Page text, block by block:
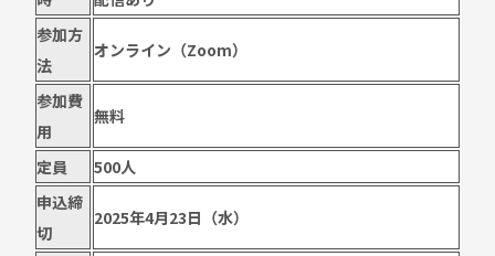
参加方
法
オンライン（Zoom）
参加費
用
無料
定員
500人
申込締
切
2025年4月23日（水）